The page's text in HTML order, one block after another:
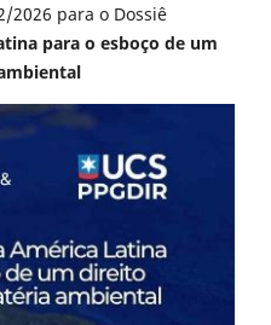
2026 para o Dossiê
para o esboço de um